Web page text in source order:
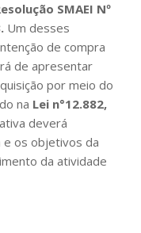
SMAEI Nº
. Um desses
de compra
de apresentar
por meio do
na Lei n°12.882,
deverá
e os objetivos da
da atividade